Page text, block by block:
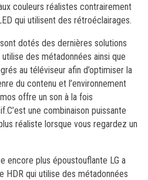
couleurs réalistes contrairement
qui utilisent des rétroéclairages.
dotés des dernières solutions
des métadonnées ainsi que
au téléviseur afin d’optimiser la
du contenu et l’environnement
offre un son à la fois
une combinaison puissante
réaliste lorsque vous regardez un
encore plus époustouflante LG a
HDR qui utilise des métadonnées